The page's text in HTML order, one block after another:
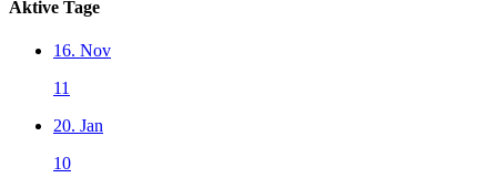
Aktive Tage
16. Nov
11
20. Jan
10